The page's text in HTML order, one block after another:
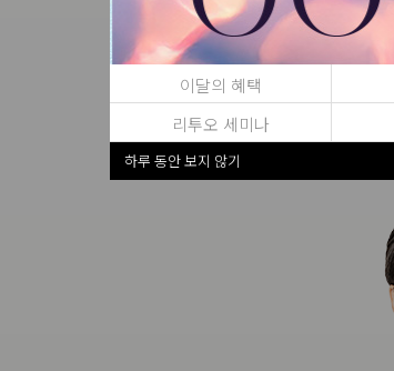
이달의 혜택
리투오 세미나
하루 동안 보지 않기